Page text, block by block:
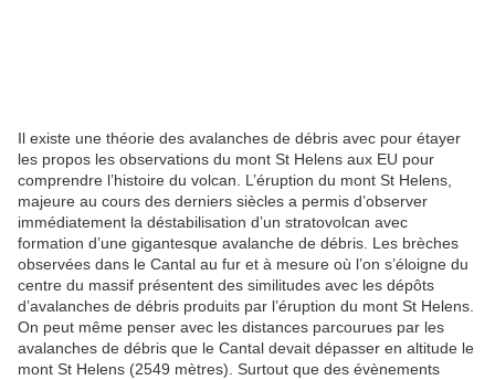
Il existe une théorie des avalanches de débris avec pour étayer
les propos les observations du mont St Helens aux EU pour
comprendre l’histoire du volcan. L’éruption du mont St Helens,
majeure au cours des derniers siècles a permis d’observer
immédiatement la déstabilisation d’un stratovolcan avec
formation d’une gigantesque avalanche de débris. Les brèches
observées dans le Cantal au fur et à mesure où l’on s’éloigne du
centre du massif présentent des similitudes avec les dépôts
d’avalanches de débris produits par l’éruption du mont St Helens.
On peut même penser avec les distances parcourues par les
avalanches de débris que le Cantal devait dépasser en altitude le
mont St Helens (2549 mètres). Surtout que des évènements